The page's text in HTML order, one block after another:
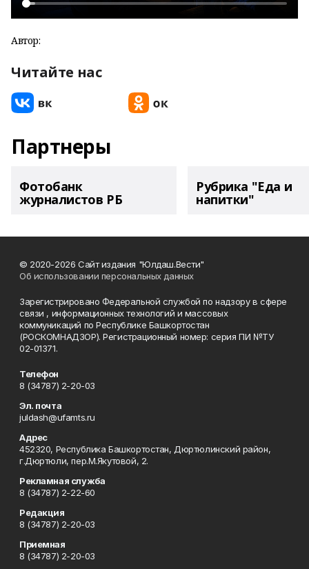
Автор:
Читайте нас
Партнеры
Фотобанк
журналистов РБ
Рубрика "Еда и
напитки"
© 2020-2026 Сайт издания "Юлдаш.Вести"
Об использовании персональных данных
Зарегистрировано Федеральной службой по надзору в сфере
связи , информационных технологий и массовых
коммуникаций по Республике Башкортостан
(РОСКОМНАДЗОР). Регистрационный номер: серия ПИ №ТУ
02-01371.
Телефон
8 (34787) 2-20-03
Эл. почта
juldash@ufamts.ru
Адрес
452320, Республика Башкортостан, Дюртюлинский район,
г.Дюртюли, пер.М.Якутовой, 2.
Рекламная служба
8 (34787) 2-22-60
Редакция
8 (34787) 2-20-03
Приемная
8 (34787) 2-20-03